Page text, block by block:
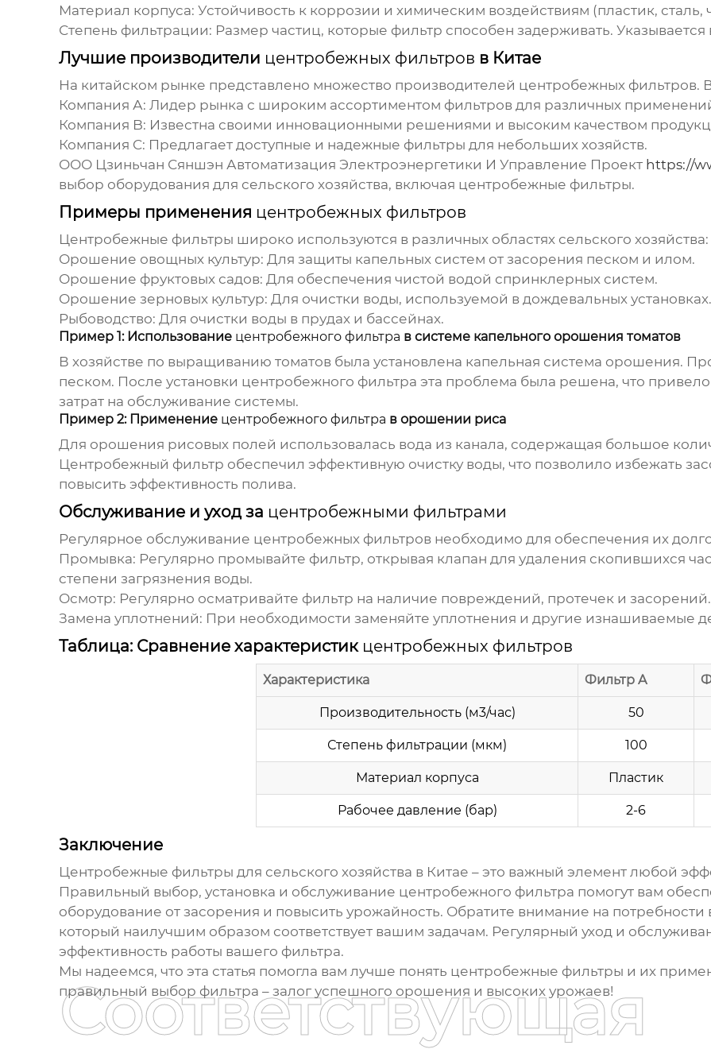
Материал корпуса: Устойчивость к коррозии и химическим воздействиям (пластик, сталь,
Степень фильтрации: Размер частиц, которые фильтр способен задерживать.
Лучшие производители центробежных фильтров в Китае
На китайском рынке представлено множество производителей центробежных фильтров.
Компания А: Лидер рынка с широким ассортиментом фильтров для различных
Компания B: Известна своими инновационными решениями и высоким качеством
Компания C: Предлагает доступные и надежные фильтры для небольших хозяйств.
ООО Цзиньчан Сяншэн Автоматизация Электроэнергетики И Управление Проект https://
выбор оборудования для сельского хозяйства, включая центробежные фильтры.
Примеры применения центробежных фильтров
Центробежные фильтры широко используются в различных областях сельского хозяйства:
Орошение овощных культур: Для защиты капельных систем от засорения песком и илом.
Орошение фруктовых садов: Для обеспечения чистой водой спринклерных систем.
Орошение зерновых культур: Для очистки воды, используемой в дождевальных установках.
Рыбоводство: Для очистки воды в прудах и бассейнах.
Пример 1: Использование центробежного фильтра в системе капельного орошения томатов
В хозяйстве по выращиванию томатов была установлена капельная система орошения.
песком. После установки центробежного фильтра эта проблема была решена, что
затрат на обслуживание системы.
Пример 2: Применение центробежного фильтра в орошении риса
Для орошения рисовых полей использовалась вода из канала, содержащая большое
Центробежный фильтр обеспечил эффективную очистку воды, что позволило избежать
повысить эффективность полива.
Обслуживание и уход за центробежными фильтрами
Регулярное обслуживание центробежных фильтровнеобходимо для обеспечения их
Промывка: Регулярно промывайте фильтр, открывая клапан для удаления скопившихся
степени загрязнения воды.
Осмотр: Регулярно осматривайте фильтр на наличие повреждений, протечек и засорений.
Замена уплотнений: При необходимости заменяйте уплотнения и другие изнашиваемые
Таблица: Сравнение характеристик центробежных фильтров
Характеристика Фильтр A
Производительность (м3/час) 50
Степень фильтрации (мкм) 100
Материал корпуса Пластик
Рабочее давление (бар) 2-6
Заключение
Центробежные фильтры для сельского хозяйства в Китае – это важный элемент любой
Правильный выбор, установка и обслуживание центробежного фильтра помогут вам
оборудование от засорения и повысить урожайность. Обратите внимание на
который наилучшим образом соответствует вашим задачам. Регулярный уход и
эффективность работы вашего фильтра.
Мы надеемся, что эта статья помогла вам лучше понять центробежные фильтры и их
правильный выбор фильтра – залог успешного орошения и высоких урожаев!
Соответствующая